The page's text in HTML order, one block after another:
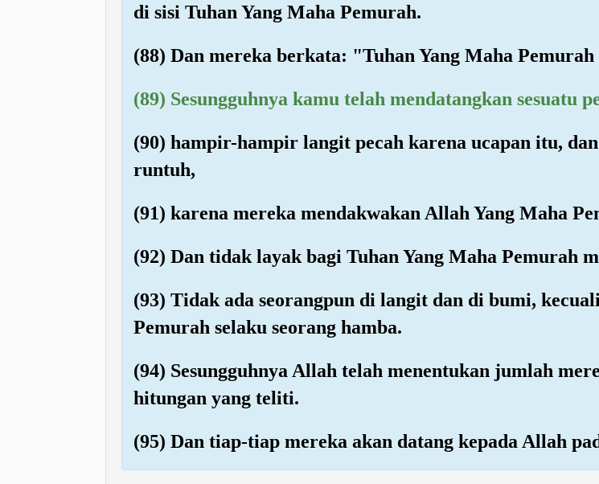
di sisi Tuhan Yang Maha Pemurah.
(88) Dan mereka berkata: "Tuhan Yang Maha
(89) Sesungguhnya kamu telah mendatangkan sesuatu
(90) hampir-hampir langit pecah karena ucapan itu,
runtuh,
(91) karena mereka mendakwakan Allah Yang Maha
(92) Dan tidak layak bagi Tuhan Yang Maha Pemurah
(93) Tidak ada seorangpun di langit dan di bumi,
Pemurah selaku seorang hamba.
(94) Sesungguhnya Allah telah menentukan jumlah
hitungan yang teliti.
(95) Dan tiap-tiap mereka akan datang kepada Allah